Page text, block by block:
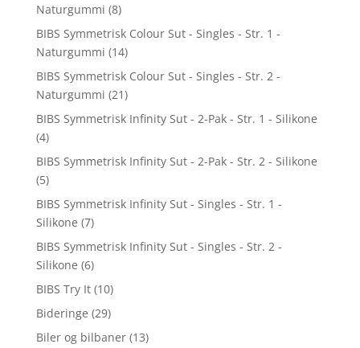
Naturgummi (8)
BIBS Symmetrisk Colour Sut - Singles - Str. 1 -
Naturgummi (14)
BIBS Symmetrisk Colour Sut - Singles - Str. 2 -
Naturgummi (21)
BIBS Symmetrisk Infinity Sut - 2-Pak - Str. 1 - Silikone
(4)
BIBS Symmetrisk Infinity Sut - 2-Pak - Str. 2 - Silikone
(5)
BIBS Symmetrisk Infinity Sut - Singles - Str. 1 -
Silikone (7)
BIBS Symmetrisk Infinity Sut - Singles - Str. 2 -
Silikone (6)
BIBS Try It (10)
Bideringe (29)
Biler og bilbaner (13)